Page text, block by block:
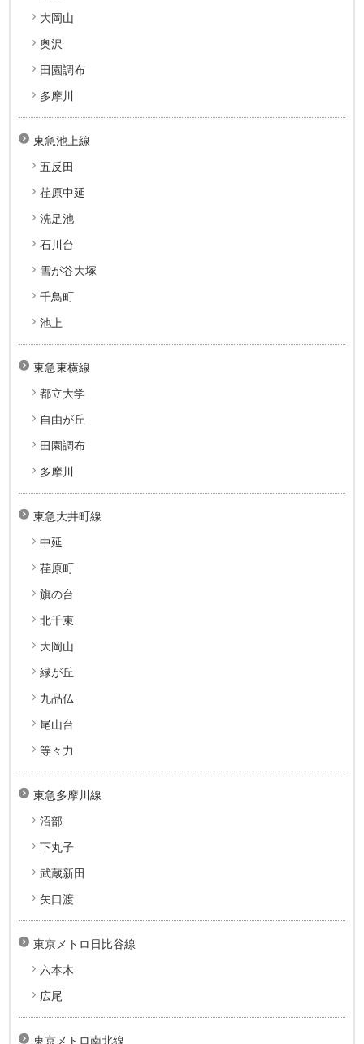
大岡山
奥沢
田園調布
多摩川
東急池上線
五反田
荏原中延
洗足池
石川台
雪が谷大塚
千鳥町
池上
東急東横線
都立大学
自由が丘
田園調布
多摩川
東急大井町線
中延
荏原町
旗の台
北千束
大岡山
緑が丘
九品仏
尾山台
等々力
東急多摩川線
沼部
下丸子
武蔵新田
矢口渡
東京メトロ日比谷線
六本木
広尾
東京メトロ南北線